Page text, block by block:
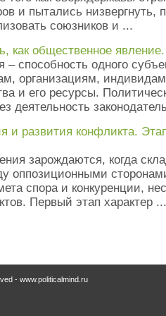
и пытались низвергнуть,
союзников и ...
как общественное явление.
– способность одного
организациям,
и его ресурсы.
деятельность
и развития конфликта.
зарождаются, когда
оппозиционными
спора и конкуренции,
Первый этап характер ...
- www.politicalmind.ru